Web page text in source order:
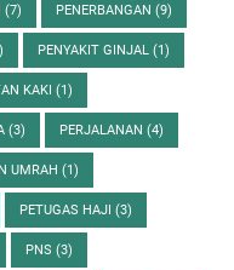
(7) PENERBANGAN (9)
PENYAKIT GINJAL (1)
KAKI (1)
(3) PERJALANAN (4)
UMRAH (1)
PETUGAS HAJI (3)
PNS (3)